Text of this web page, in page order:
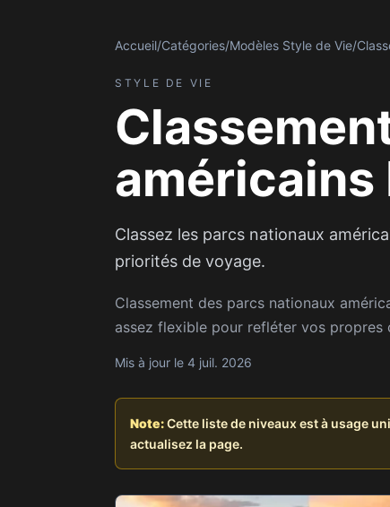
Accueil/Catégories/Modèles Style de Vie/
STYLE DE VIE
américains
Classez les parcs nationaux
priorités de voyage.
Classement des parcs nationaux
assez flexible pour refléter vos propres
Mis à jour le 4 juil. 2026
Note:Cette liste de niveaux est à usage
actualisez la page.